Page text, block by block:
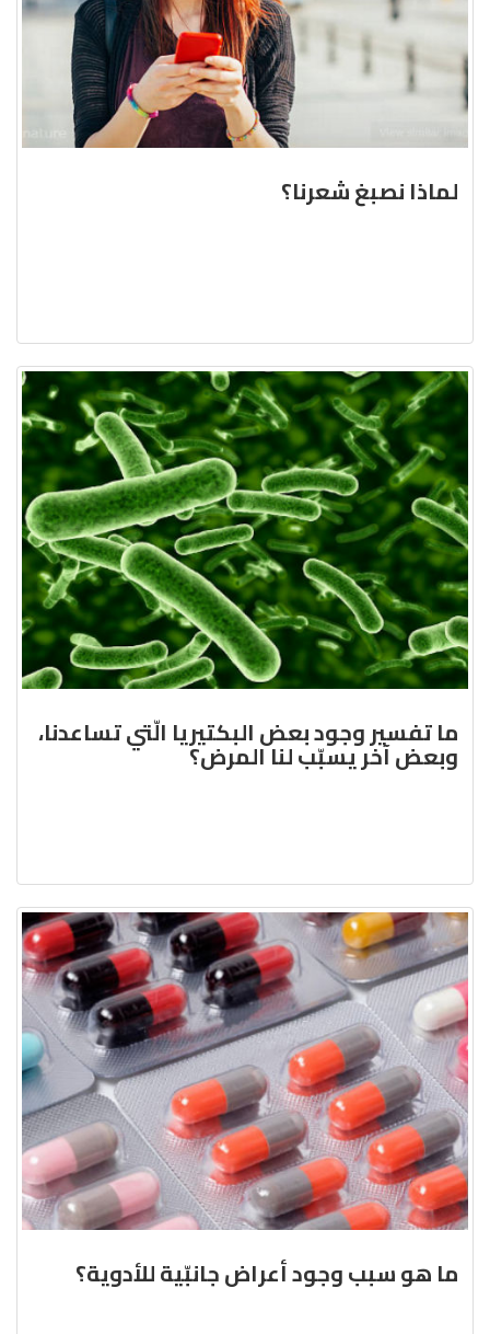
لماذا نصبغ شعرنا؟
ما تفسير وجود بعض البكتيريا الّتي تساعدنا،
وبعض آخر يسبّب لنا المرض؟
ما هو سبب وجود أعراض جانبّية للأدوية؟